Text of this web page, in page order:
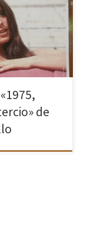
«1975,
fotografías del
gráfico taurino
La
de